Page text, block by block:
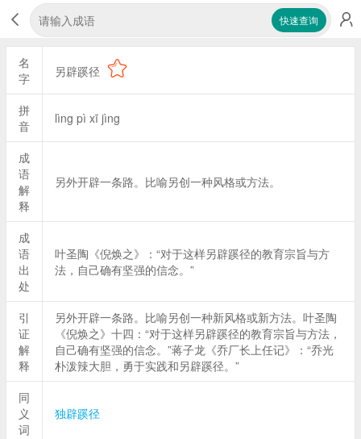
快速查询
名
字
另辟蹊径
拼
音
lìng pì xī jìng
成
语
解
释
另外开辟一条路。比喻另创一种风格或方法。
成
语
出
处
叶圣陶《倪焕之》：“对于这样另辟蹊径的教育宗旨与方
法，自己确有坚强的信念。”
引
证
解
释
另外开辟一条路。比喻另创一种新风格或新方法。叶圣陶
《倪焕之》十四：“对于这样另辟蹊径的教育宗旨与方法，
自己确有坚强的信念。”蒋子龙《乔厂长上任记》：“乔光
朴泼辣大胆，勇于实践和另辟蹊径。”
同
义
词
独辟蹊径